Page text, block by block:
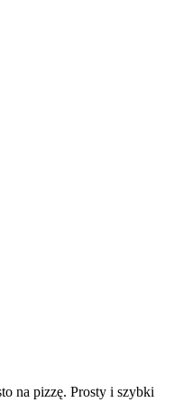
na pizzę. Prosty i szybki